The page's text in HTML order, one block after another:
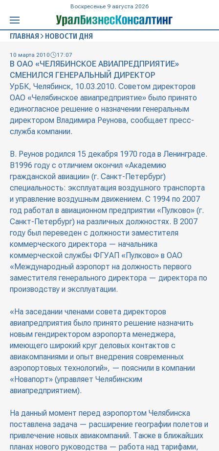
Воскресенье 9 августа 2026
ГЛАВНАЯ НОВОСТИ ДНЯ
10 марта 2010 17:07
В ОАО «ЧЕЛЯБИНСКОЕ АВИАПРЕДПРИЯТИЕ»
СМЕНИЛСЯ ГЕНЕРАЛЬНЫЙ ДИРЕКТОР
УрБК, Челябинск, 10.03.2010. Советом директоров
ОАО «Челябинское авиапредприятие» было принято
единогласное решение о назначении генеральным
директором Владимира Реунова, сообщает пресс-
служба компании.
В. Реунов родился 15 декабря 1970 года в Ленинграде.
В1996 году с отличием окончил «Академию
гражданской авиации» (г. Санкт-Петербург)
специальность: эксплуатация воздушного транспорта
и управление воздушным движением. С 1994 по 2007
год работал в авиационном предприятии «Пулково» (г.
Санкт-Петербург) на различных должностях. В 2007
году был переведен с должности заместителя
коммерческого директора — начальника
коммерческой службы ФГУАП «Пулково» в ОАО
«Международный аэропорт на должность первого
заместителя генерального директора — директора по
производству и эксплуатации.
«На заседании членами совета директоров
авиапредприятия было принято решение назначить
новым гендиректором аэропорта менеджера,
имеющего широкий круг деловых контактов с
авиакомпаниями и опыт внедрения современных
аэропортовых технологий», — пояснили в компании
«Новапорт» (управляет Челябинским
авиапредприятием).
На данный момент перед аэропортом Челябинска
поставлена задача — расширение географии полетов и
привлечение новых авиакомпаний. Также в ближайших
планах нового руководства — работа над тарифами,